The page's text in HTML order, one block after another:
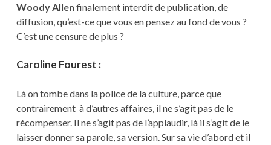
Woody Allen finalement interdit de publication, de
diffusion, qu’est-ce que vous en pensez au fond de vous ?
C’est une censure de plus ?
Caroline Fourest :
Là on tombe dans la police de la culture, parce que
contrairement à d’autres affaires, il ne s’agit pas de le
récompenser. Il ne s’agit pas de l’applaudir, là il s’agit de le
laisser donner sa parole, sa version. Sur sa vie d’abord et il